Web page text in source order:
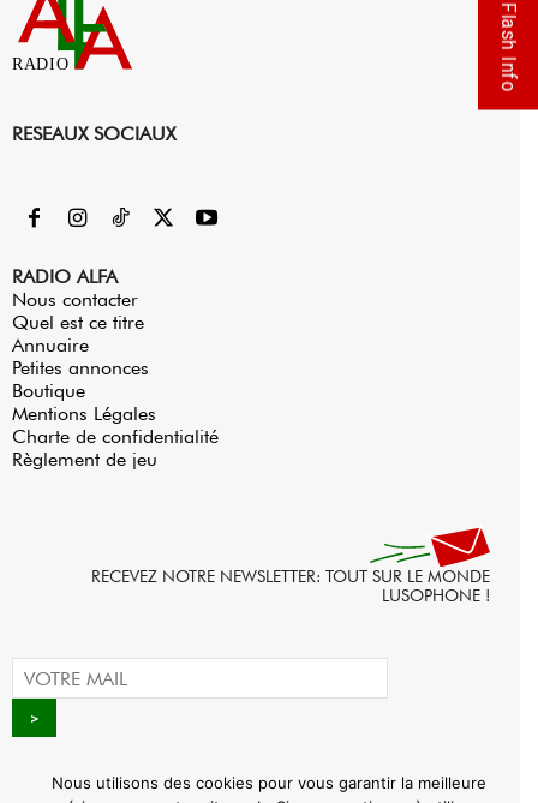
RADIO
RESEAUX SOCIAUX
RADIO ALFA
Nous contacter
Quel est ce titre
Annuaire
Petites annonces
Boutique
Mentions Légales
Charte de confidentialité
Règlement de jeu
RECEVEZ NOTRE NEWSLETTER: TOUT SUR LE MONDE
LUSOPHONE !
Flash Info
Nous utilisons des cookies pour vous garantir la meilleure